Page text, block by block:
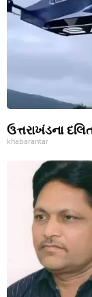
ઉત્તરાખંડના
khabarantar